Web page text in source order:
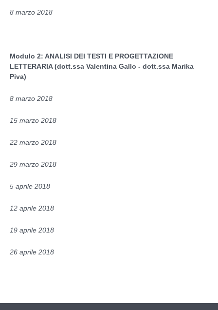
8 marzo 2018
Modulo 2: ANALISI DEI TESTI E PROGETTAZIONE
LETTERARIA (dott.ssa Valentina Gallo - dott.ssa Marika
Piva)
8 marzo 2018
15 marzo 2018
22 marzo 2018
29 marzo 2018
5 aprile 2018
12 aprile 2018
19 aprile 2018
26 aprile 2018